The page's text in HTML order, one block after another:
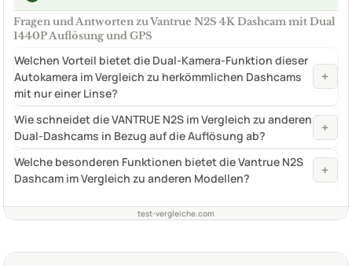
Fragen und Antworten zu Vantrue N2S 4K Dashcam mit Dual
1440P Auflösung und GPS
Welchen Vorteil bietet die Dual-Kamera-Funktion dieser
Autokamera im Vergleich zu herkömmlichen Dashcams
mit nur einer Linse?
+
Wie schneidet die VANTRUE N2S im Vergleich zu anderen
Dual-Dashcams in Bezug auf die Auflösung ab?
+
Welche besonderen Funktionen bietet die Vantrue N2S
Dashcam im Vergleich zu anderen Modellen?
+
test-vergleiche.com